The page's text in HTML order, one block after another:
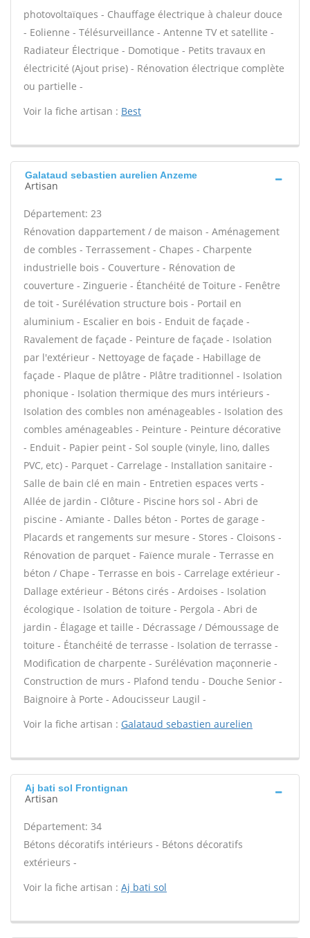
photovoltaïques - Chauffage électrique à chaleur douce
- Eolienne - Télésurveillance - Antenne TV et satellite -
Radiateur Électrique - Domotique - Petits travaux en
électricité (Ajout prise) - Rénovation électrique complète
ou partielle -
Voir la fiche artisan : Best
Galataud sebastien aurelien Anzeme
Artisan
Département: 23
Rénovation dappartement / de maison - Aménagement
de combles - Terrassement - Chapes - Charpente
industrielle bois - Couverture - Rénovation de
couverture - Zinguerie - Étanchéité de Toiture - Fenêtre
de toit - Surélévation structure bois - Portail en
aluminium - Escalier en bois - Enduit de façade -
Ravalement de façade - Peinture de façade - Isolation
par l'extérieur - Nettoyage de façade - Habillage de
façade - Plaque de plâtre - Plâtre traditionnel - Isolation
phonique - Isolation thermique des murs intérieurs -
Isolation des combles non aménageables - Isolation des
combles aménageables - Peinture - Peinture décorative
- Enduit - Papier peint - Sol souple (vinyle, lino, dalles
PVC, etc) - Parquet - Carrelage - Installation sanitaire -
Salle de bain clé en main - Entretien espaces verts -
Allée de jardin - Clôture - Piscine hors sol - Abri de
piscine - Amiante - Dalles béton - Portes de garage -
Placards et rangements sur mesure - Stores - Cloisons -
Rénovation de parquet - Faïence murale - Terrasse en
béton / Chape - Terrasse en bois - Carrelage extérieur -
Dallage extérieur - Bétons cirés - Ardoises - Isolation
écologique - Isolation de toiture - Pergola - Abri de
jardin - Élagage et taille - Décrassage / Démoussage de
toiture - Étanchéité de terrasse - Isolation de terrasse -
Modification de charpente - Surélévation maçonnerie -
Construction de murs - Plafond tendu - Douche Senior -
Baignoire à Porte - Adoucisseur Laugil -
Voir la fiche artisan : Galataud sebastien aurelien
Aj bati sol Frontignan
Artisan
Département: 34
Bétons décoratifs intérieurs - Bétons décoratifs
extérieurs -
Voir la fiche artisan : Aj bati sol